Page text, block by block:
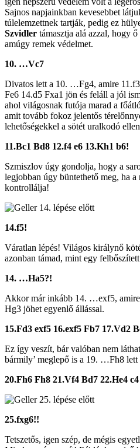
Sajnos napjainkban kevesebbet
túlelemzettnek tartják, pedig ez
Szvidler támasztja alá azzal, hogy
amúgy remek védelmet.
10. …Vc7
Divatos lett a 10. …Fg4, amire
Fe6 14.d5 Fxa1 jön és feláll a jól
ahol világosnak futója marad a
amit tovább fokoz jelentős
lehetőségekkel a sötét uralkodó
11.Bc1 Bd8 12.f4 e6 13.Kh1 b6!
Szmiszlov úgy gondolja, hogy a
legjobban úgy büntethető meg, ha a
kontrollálja!
14.f5!
Váratlan lépés! Világos királynő
azonban támad, mint egy
14. …Ha5?!
Akkor már inkább 14. …exf5,
Hg3 jöhet egyenlő állással.
15.Fd3 exf5 16.exf5 Fb7 17.Vd2
Ez így veszít, bár valóban nem
bármily’ meglepő is a 19. …Fh8 lett
20.Fh6 Fh8 21.Vf4 Bd7 22.He4
25.fxg6!!
Tetszetős, igen szép, de mégis